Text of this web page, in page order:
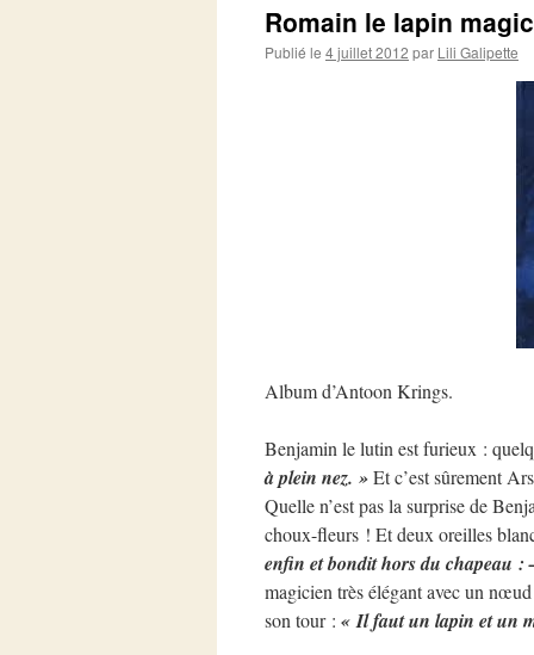
Romain le lapin
Publié le 4 juillet 2012 par Lili Galipette
Album d’Antoon Krings.
Benjamin le lutin est furieux :
à plein nez. »Et c’est sûrement
Quelle n’est pas la surprise de
choux-fleurs ! Et deux oreilles
enfin et bondit hors du chapeau
magicien très élégant avec un
son tour : « Il faut un lapin et un